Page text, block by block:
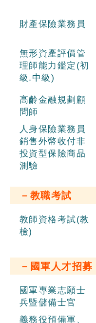
財產保險業務員
無形資產評價管
理師能力鑑定(初
級.中級)
高齡金融規劃顧
問師
人身保險業務員
銷售外幣收付非
投資型保險商品
測驗
－教職考試
教師資格考試(教
檢)
－國軍人才招募
國軍專業志願士
兵暨儲備士官
義務役預備軍、